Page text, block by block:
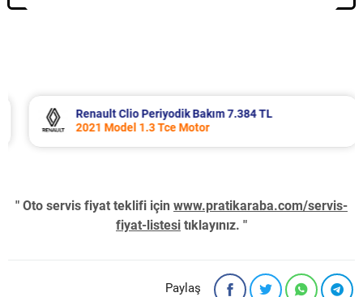
Renault Clio Periyodik Bakım 7.384 TL
2021 Model 1.3 Tce Motor
" Oto servis fiyat teklifi için www.pratikaraba.com/servis-
fiyat-listesi tıklayınız. "
Paylaş